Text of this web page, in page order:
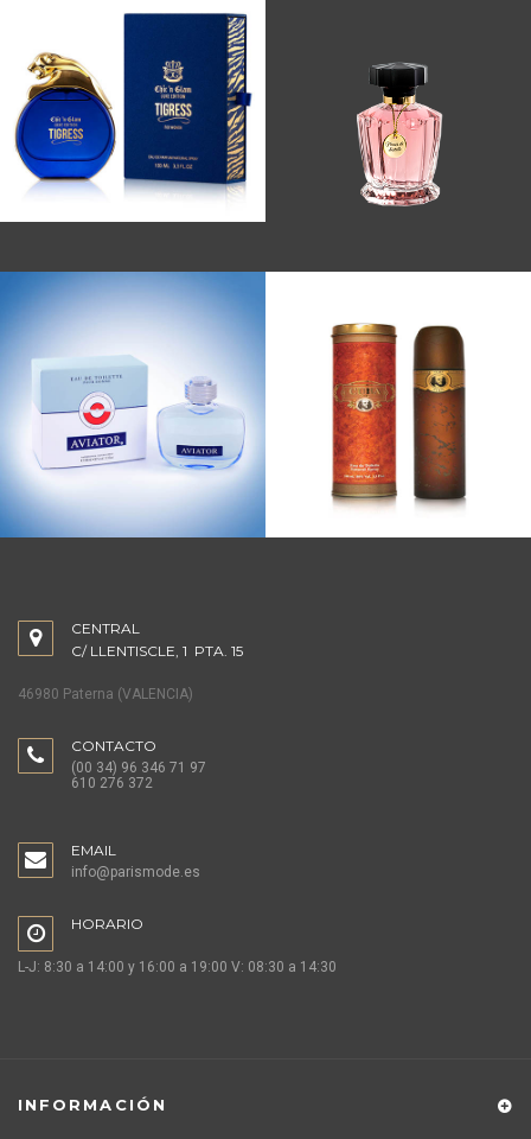
CENTRAL
C/ LLENTISCLE, 1 PTA. 15
46980 Paterna (VALENCIA)
CONTACTO
(00 34) 96 346 71 97
610 276 372
EMAIL
info@parismode.es
HORARIO
L-J: 8:30 a 14:00 y 16:00 a 19:00 V: 08:30 a 14:30
INFORMACIÓN